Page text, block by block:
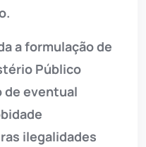
a formulação de
Público
de eventual
ilegalidades